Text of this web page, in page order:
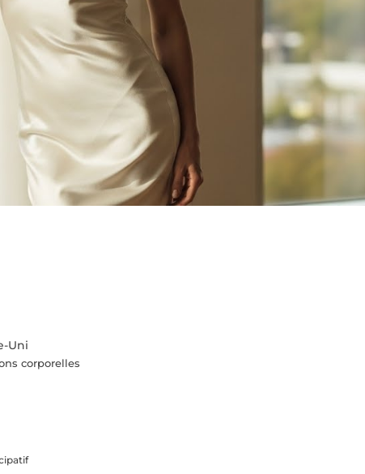
Uni
corporelles